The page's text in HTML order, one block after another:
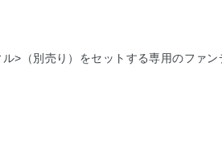
>（別売り）をセットする専用のファン